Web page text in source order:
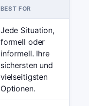
BEST FOR
Jede Situation,
formell oder
informell. Ihre
sichersten und
vielseitigsten
Optionen.